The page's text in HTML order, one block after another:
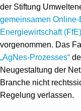
der Stiftung
gemeinsamen
Energiewirtschaft (FfE)
vorgenommen. Das
„AgNes-Prozesses“
Neugestaltung der
Branche nicht
Regelung verlassen.